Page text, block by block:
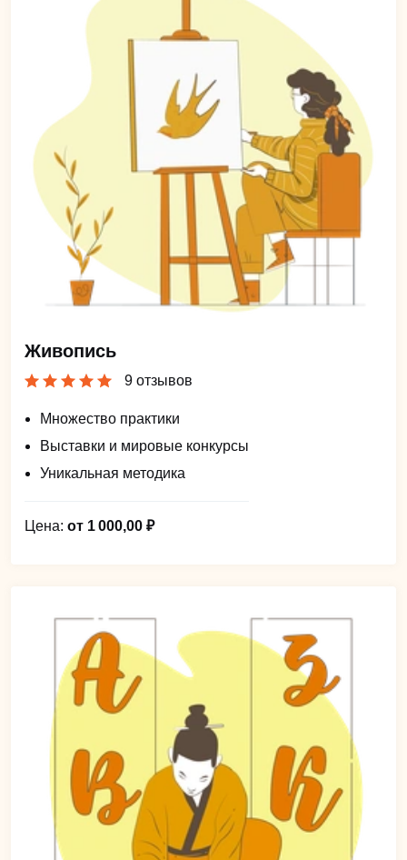
Живопись
9 отзывов
Множество практики
Выставки и мировые конкурсы
Уникальная методика
Цена: от 1 000,00 ₽